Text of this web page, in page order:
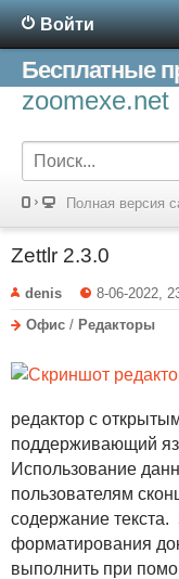
Войти
Бесплатные
zoomexe.net
Полная версия
Zettlr 2.3.0
denis 8-06-2022,
Офис / Редакторы
редактор с
поддерживающий
Использование
пользователям
содержание
форматирования
выполнить при